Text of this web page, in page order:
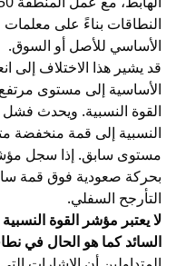
النطاقات بناءً على معلمات
الأساسي للأصل أو السوق.
قد يشير هذا الاختلاف إلى
الأساسية إلى مستوى
القوة النسبية. ويحدث فشل
النسبية إلى قمة منخفضة
مستوى سابق. إذا سجل مؤشر
بحركة صعودية فوق قمة
التأرجح السفلي.
لا يعتبر مؤشر القوة
السائد كما هو الحال في